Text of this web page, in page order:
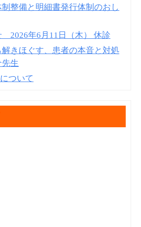
整備と明細書発⾏体制のおし
2026年6月11日（木） 休診
きほぐす、患者の本音と対処
生
ついて